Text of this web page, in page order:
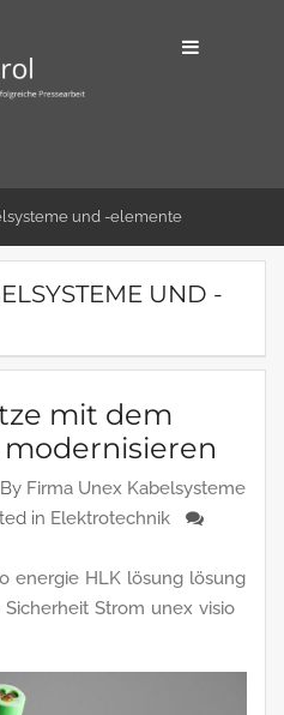
und -elemente
UND -
mit dem
By Firma Unex Kabelsysteme
in Elektrotechnik
energie HLK lösung lösung
Sicherheit Strom unex visio